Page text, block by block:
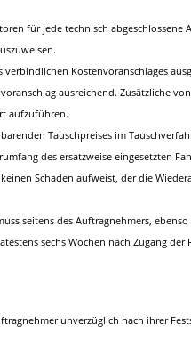
für jede technisch abgeschlossene
verbindlichen Kostenvoranschlages
ausreichend. Zusätzliche
aufzuführen.
Tauschpreises im
des ersatzweise eingesetzten
Schaden aufweist, der die
seitens des Auftragnehmers,
sechs Wochen nach Zugang der
unverzüglich nach ihrer